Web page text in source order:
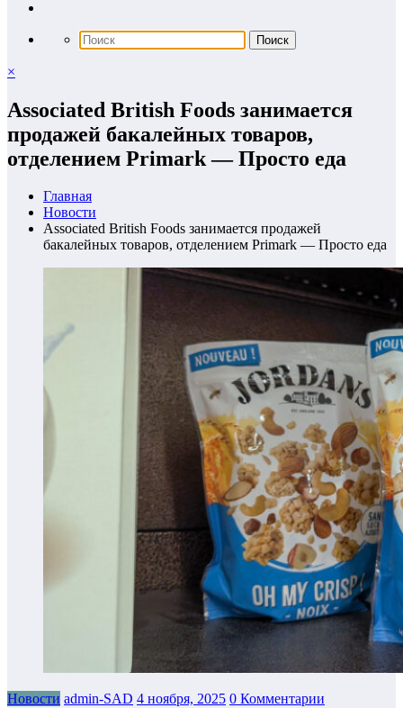
×
Associated British Foods занимается
продажей бакалейных товаров,
отделением Primark — Просто еда
Главная
Новости
Associated British Foods занимается продажей
бакалейных товаров, отделением Primark — Просто еда
Новости admin-SAD 4 ноября, 2025 0 Комментарии